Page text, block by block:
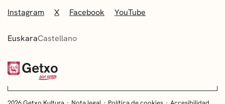
Instagram X Facebook YouTube
EuskaraCastellano